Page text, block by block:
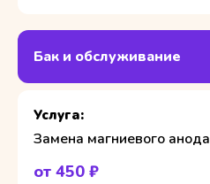
Бак и обслуживание
Замена магниевого анода
от 450 ₽